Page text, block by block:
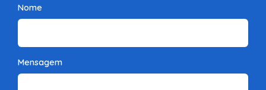
Nome
Mensagem